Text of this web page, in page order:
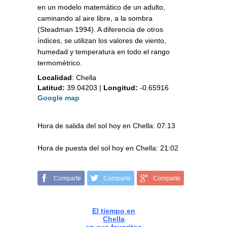
en un modelo matemático de un adulto,
caminando al aire libre, a la sombra
(Steadman 1994). A diferencia de otros
índices, se utilizan los valores de viento,
humedad y temperatura en todo el rango
termométrico.
Localidad: Chella
Latitud: 39.04203 | Longitud: -0.65916
Google map
Hora de salida del sol hoy en Chella: 07:13
Hora de puesta del sol hoy en Chella: 21:02
Comparte Comparte Comparte
El tiempo en
Chella